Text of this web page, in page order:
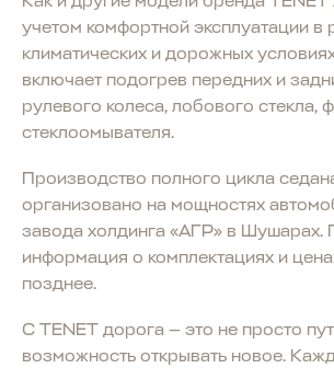
учетом комфортной эксплуатации в
климатических и дорожных
включает подогрев передних и
рулевого колеса, лобового стекла,
стеклоомывателя.
Производство полного цикла
организовано на мощностях
завода холдинга «АГР» в Шушарах.
информация о комплектациях и
позднее.
С TENET дорога — это не просто
возможность открывать новое.